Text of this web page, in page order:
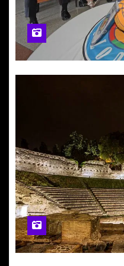
SPETTACOLI TRIESTE